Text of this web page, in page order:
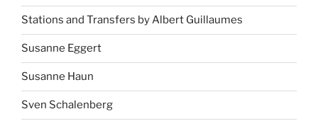
Stations and Transfers by Albert Guillaumes
Susanne Eggert
Susanne Haun
Sven Schalenberg